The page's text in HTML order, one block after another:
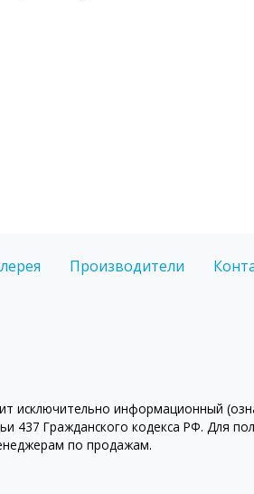
Производители
исключительно информационный
437 Гражданского кодекса РФ. Для
по продажам.